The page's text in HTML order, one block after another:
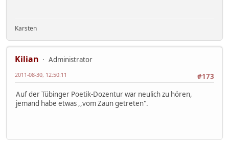
Karsten
Kilian
Administrator
#173
2011-08-30, 12:50:11
Auf der Tübinger Poetik-Dozentur war neulich zu hören,
jemand habe etwas ,,vom Zaun getreten".